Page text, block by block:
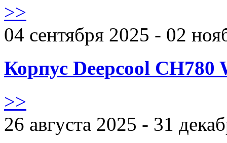
>>
04 сентября 2025 - 02
Корпус Deepcool CH780
>>
26 августа 2025 - 31